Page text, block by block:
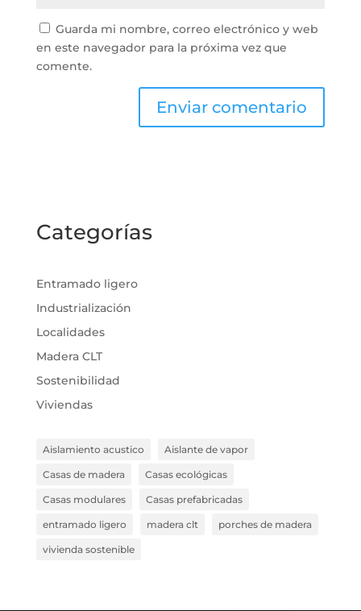
Guarda mi nombre, correo electrónico y web
en este navegador para la próxima vez que
comente.
Categorías
Entramado ligero
Industrialización
Localidades
Madera CLT
Sostenibilidad
Viviendas
Aislamiento acustico Aislante de vapor
Casas de madera Casas ecológicas
Casas modulares Casas prefabricadas
entramado ligero madera clt porches de madera
vivienda sostenible